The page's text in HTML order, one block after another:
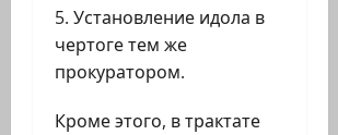
Установление идола в
чертоге тем же
прокуратором.
Кроме этого, в трактате